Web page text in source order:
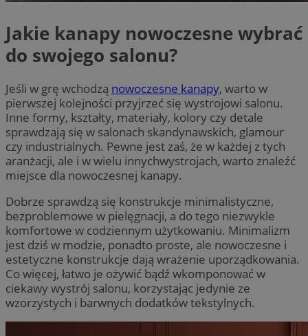
Jakie kanapy nowoczesne wybrać
do swojego salonu?
Jeśli w grę wchodzą nowoczesne kanapy, warto w
pierwszej kolejności przyjrzeć się wystrojowi salonu.
Inne formy, kształty, materiały, kolory czy detale
sprawdzają się w salonach skandynawskich, glamour
czy industrialnych. Pewne jest zaś, że w każdej z tych
aranżacji, ale i w wielu innychwystrojach, warto znaleźć
miejsce dla nowoczesnej kanapy.
Dobrze sprawdzą się konstrukcje minimalistyczne,
bezproblemowe w pielęgnacji, a do tego niezwykle
komfortowe w codziennym użytkowaniu. Minimalizm
jest dziś w modzie, ponadto proste, ale nowoczesne i
estetyczne konstrukcje dają wrażenie uporządkowania.
Co więcej, łatwo je ożywić bądź wkomponować w
ciekawy wystrój salonu, korzystając jedynie ze
wzorzystych i barwnych dodatków tekstylnych.